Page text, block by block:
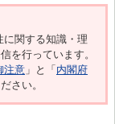
関する知識・理
を行っています。
注意 」と「内閣府
さい。